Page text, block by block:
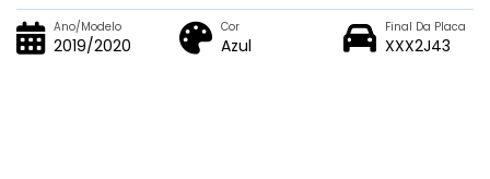
Ano/Modelo
2019/2020
Cor
Azul
Final Da Placa
XXX2J43